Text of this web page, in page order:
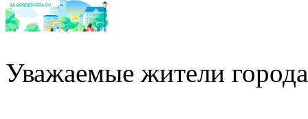
Уважаемые жители